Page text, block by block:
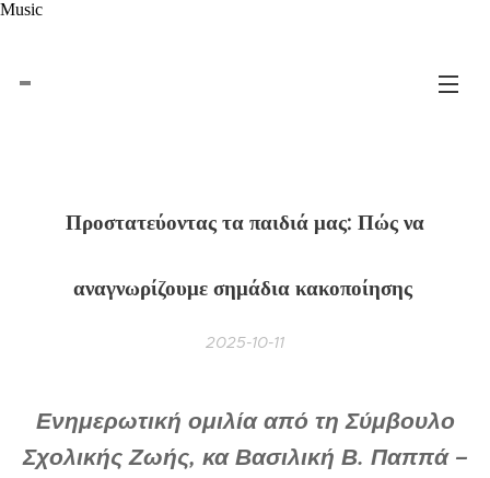
Music
Προστατεύοντας τα παιδιά μας: Πώς να
αναγνωρίζουμε σημάδια κακοποίησης
2025-10-11
Ενημερωτική ομιλία από τη Σύμβουλο
Σχολικής Ζωής, κα Βασιλική Β. Παππά –